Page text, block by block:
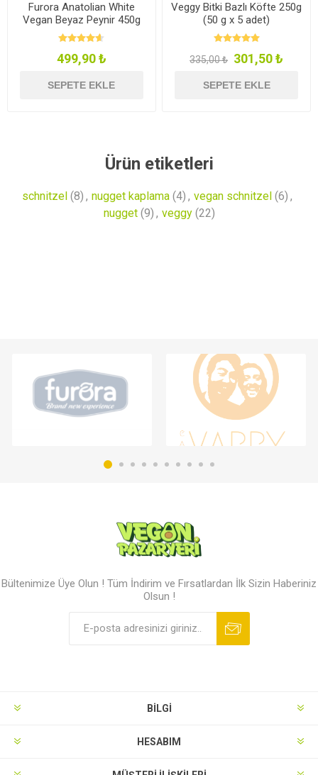
Furora Anatolian White
Vegan Beyaz Peynir 450g
499,90 ₺
SEPETE EKLE
Veggy Bitki Bazlı Köfte 250g
(50 g x 5 adet)
335,00 ₺ 301,50 ₺
SEPETE EKLE
Ürün etiketleri
schnitzel (8) , nugget kaplama (4) , vegan schnitzel (6) ,
nugget (9) , veggy (22)
Bültenimize Üye Olun ! Tüm İndirim ve Fırsatlardan İlk Sizin Haberiniz
Olsun !
BILGI
HESABIM